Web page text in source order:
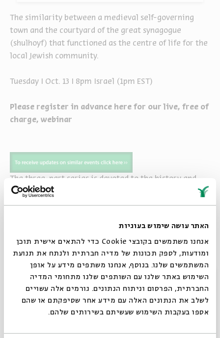
האתר עושה שימוש בעוגיות
אנחנו משתמשים בקובצי Cookie כדי להתאים אישית תוכן
ומודעות, לספק תכונות של מדיה חברתית ולנתח את תנועת
המשתמשים שלנו. בנוסף, אנחנו משתפים מידע על אופן
השימוש באתר שלנו עם השותפים שלנו מתחומי המדיה
החברתית, הפרסום וניתוח הנתונים. גורמים אלה עשויים
לשלב את הנתונים האלה עם מידע אחר שסיפקתם או שהם
אספו בעקבות השימוש שעשיתם בשירותים שלהם.
The similarity between a medieval self-governing
town and the courtyard of the great synagogue
(shulhoyf) that functioned as the centre of life for the
local Jewish community.
Tuesday I Oct. 13 I 8pm Israel (1pm EST)
Please register in advance here for our live, free of
charge, webinar
The three-part series is devoted to the history and
architecture of synagogues in eastern Europe, from
the16th and 17th centuries until the Bolshevik
שיתוף הוספה ליומן הרשמה לאירועים דומים
Bolshevik Revolution
סגור